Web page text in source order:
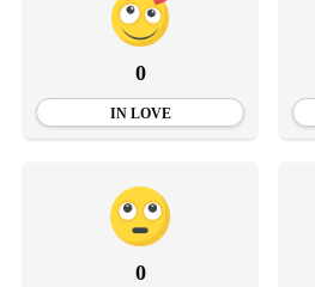
0
IN LOVE
0